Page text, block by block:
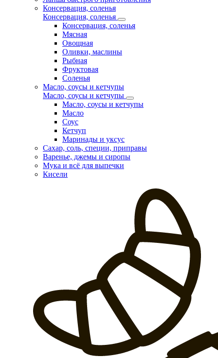
Консервация, соленья
Консервация, соленья
Консервация, соленья
Мясная
Овощная
Оливки, маслины
Рыбная
Фруктовая
Соленья
Масло, соусы и кетчупы
Масло, соусы и кетчупы
Масло, соусы и кетчупы
Масло
Соус
Кетчуп
Маринады и уксус
Сахар, соль, специи, приправы
Варенье, джемы и сиропы
Мука и всё для выпечки
Кисели